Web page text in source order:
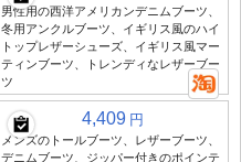
男性用の西洋アメリカンデニムブーツ、
冬用アンクルブーツ、イギリス風のハイ
トップレザーシューズ、イギリス風マー
ティンブーツ、トレンディなレザーブー
ツ
4,409 円
メンズのトールブーツ、レザーブーツ、
デニムブーツ、ジッパー付きのポインテ